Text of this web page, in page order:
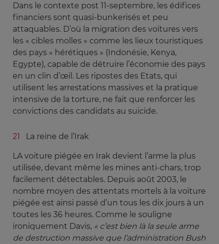
Dans le contexte post 11-septembre, les édifices
financiers sont quasi-bunkerisés et peu
attaquables. D’où la migration des voitures vers
les « cibles molles » comme les lieux touristiques
des pays « hérétiques » (Indonésie, Kenya,
Egypte), capable de détruire l’économie des pays
en un clin d’œil. Les ripostes des Etats, qui
utilisent les arrestations massives et la pratique
intensive de la torture, ne fait que renforcer les
convictions des candidats au suicide.
La reine de l’Irak
LA voiture piégée en Irak devient l’arme la plus
utilisée, devant même les mines anti-chars, trop
facilement détectables. Depuis août 2003, le
nombre moyen des attentats mortels à la voiture
piégée est ainsi passé d’un tous les dix jours à un
toutes les 36 heures. Comme le souligne
ironiquement Davis, « c’est bien là la seule arme
de destruction massive que l’administration Bush